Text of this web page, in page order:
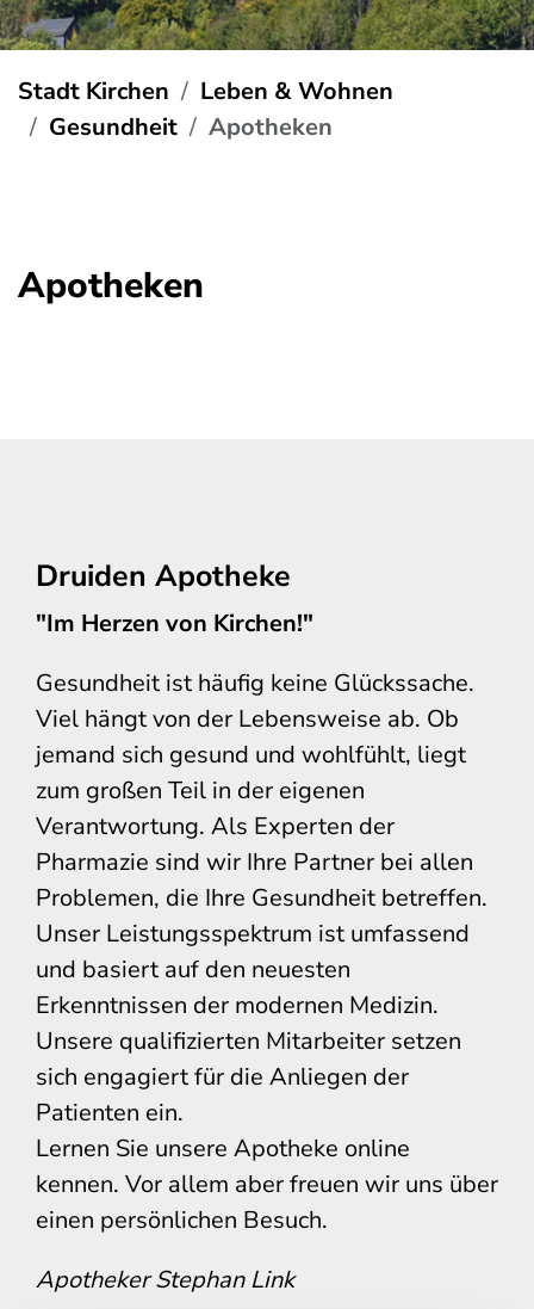
Stadt Kirchen
Leben & Wohnen
Gesundheit
Apotheken
Apotheken
Druiden Apotheke
"Im Herzen von Kirchen!"
Gesundheit ist häufig keine Glückssache.
Viel hängt von der Lebensweise ab. Ob
jemand sich gesund und wohlfühlt, liegt
zum großen Teil in der eigenen
Verantwortung. Als Experten der
Pharmazie sind wir Ihre Partner bei allen
Problemen, die Ihre Gesundheit betreffen.
Unser Leistungsspektrum ist umfassend
und basiert auf den neuesten
Erkenntnissen der modernen Medizin.
Unsere qualifizierten Mitarbeiter setzen
sich engagiert für die Anliegen der
Patienten ein.
Lernen Sie unsere Apotheke online
kennen. Vor allem aber freuen wir uns über
einen persönlichen Besuch.
Apotheker Stephan Link